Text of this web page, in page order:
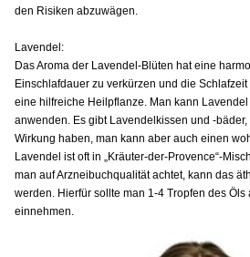
den Risiken abzuwägen.
Lavendel:
Das Aroma der Lavendel-Blüten hat eine
Einschlafdauer zu verkürzen und die
eine hilfreiche Heilpflanze. Man kann
anwenden. Es gibt Lavendelkissen und -
Wirkung haben, man kann aber auch einen
Lavendel ist oft in „Kräuter-der-Provence“-
man auf Arzneibuchqualität achtet, kann das
werden. Hierfür sollte man 1-4 Tropfen des
einnehmen.